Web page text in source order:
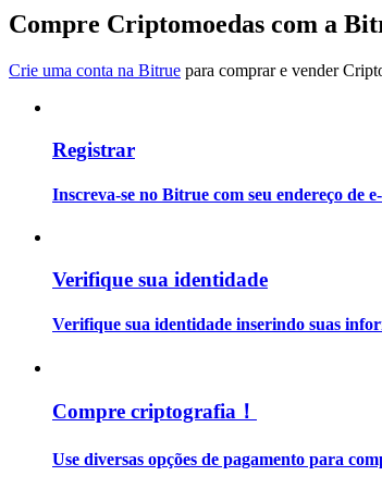
Torne-se um Trader de Cópias
Informação
Análise de big data, incluindo informações
Compre Criptomoedas com a
Crie uma conta na Bitrue para comprar e vender
Registrar
Inscreva-se no Bitrue com seu endereço de
Verifique sua identidade
Verifique sua identidade inserindo suas
Compre criptografia！
Use diversas opções de pagamento para